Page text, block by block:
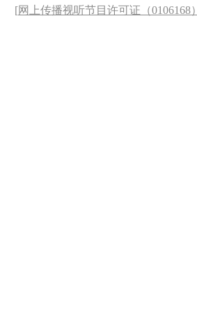
[网上传播视听节目许可证（0106168）